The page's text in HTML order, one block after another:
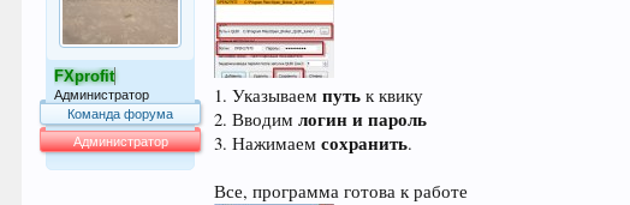
FXprofit
Администратор
Команда форума
Администратор
1. Указываемпуть к квику
2. Вводимлогин и пароль
3. Нажимаемсохранить.
Все, программа готова к работе